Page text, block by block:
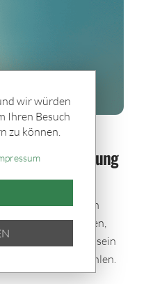
Bei jeder Ziehung
bleibst du auch
Einmal auswählen,
Ziehungen dabei sein
gewählten Zahlen.
wir würden
Ihren Besuch
zu können.